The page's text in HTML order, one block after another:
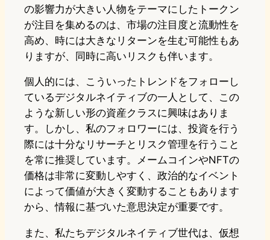
の影響力が大きい人物をテーマにしたトークン
が注目を集めるのは、市場の注目度と流動性を
高め、時には大きなリターンを生む可能性もあ
りますが、同時に高いリスクも伴います。
個人的には、こういったトレンドをフォローし
ているデジタルネイティブの一人として、この
ような新しい形の資産クラスに興味はありま
す。しかし、私のフォロワーには、投資を行う
際には十分なリサーチとリスク管理を行うこと
を常に推奨しています。メームコインやNFTの
価格は非常に変動しやすく、政治的なイベント
によって価値が大きく変動することもあります
から、情報に基づいた意思決定が重要です。
また、私たちデジタルネイティブ世代は、仮想